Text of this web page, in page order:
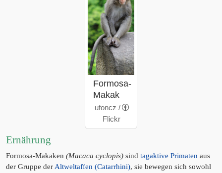
Formosa-
Makak
ufoncz /
Flickr
Ernährung
Formosa-Makaken (Macaca cyclopis) sind tagaktive Primaten aus
der Gruppe derAltweltaffen (Catarrhini), sie bewegen sich sowohl